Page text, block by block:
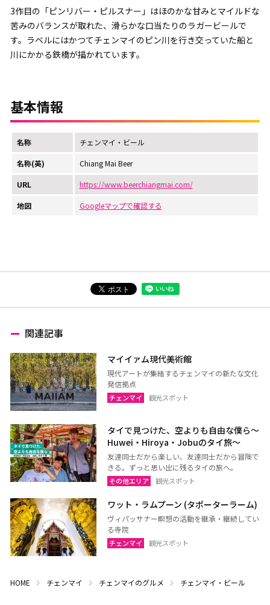
3作目の「ピンリバー・ピルスナー」はほのかな甘みとマイルドな
苦みのバランスが取れた、滑らかな口当たりのラガービールで
す。ラベルにはかつてチェンマイのピン川を行き交っていた船と
川にかかる鉄橋が描かれています。
基本情報
名称 チェンマイ・ビール
名称(英) Chiang Mai Beer
URL https://www.beerchiangmai.com/
地図 Googleマップで確認する
関連記事
マイイァム現代美術館
現代アートが集結するチェンマイの新たな文化
発信拠点
チェンマイ 観光スポット
タイで見つけた、空よりも自由な僕ら～
Huwei・Hiroya・Jobuのタイ旅～
友達同士だから楽しい、友達同士だから冒険で
きる。ずっと思い出に残るタイの旅へ。
その他エリア 観光スポット
ワット・ラムプーン (タポーターラーム)
ヴィパッサナー瞑想の活動を継承・継続してい
る寺院
チェンマイ 観光スポット
HOME チェンマイ チェンマイのグルメ チェンマイ・ビール